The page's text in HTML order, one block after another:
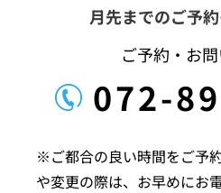
月先までのご予約
ご予約・お
072-
※ご都合の良い時間をご予
や変更の際は、お早めにお